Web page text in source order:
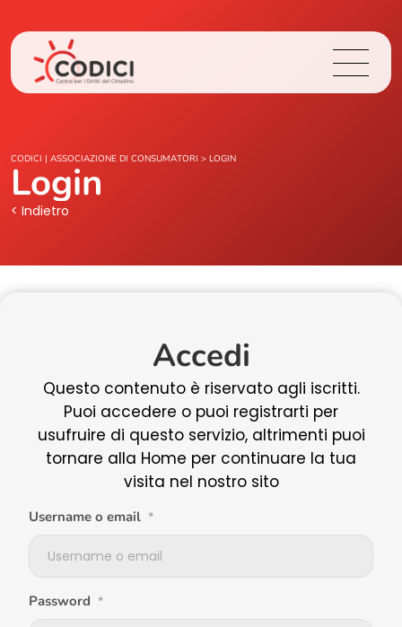
Chi Siamo
Cosa Facciamo
Login
CODICI | ASSOCIAZIONE DI CONSUMATORI > LOGIN
Login
< Indietro
Accedi
Questo contenuto è riservato agli iscritti.
Puoi accedere o puoi registrarti per
usufruire di questo servizio, altrimenti puoi
tornare alla Home per continuare la tua
visita nel nostro sito
Username o email *
Password *